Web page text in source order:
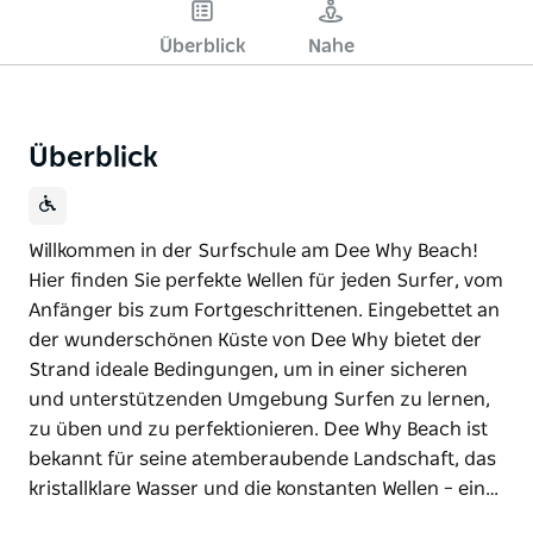
Überblick Nahe
Überblick
Willkommen in der Surfschule am Dee Why Beach!
Hier finden Sie perfekte Wellen für jeden Surfer, vom
Anfänger bis zum Fortgeschrittenen. Eingebettet an
der wunderschönen Küste von Dee Why bietet der
Strand ideale Bedingungen, um in einer sicheren
und unterstützenden Umgebung Surfen zu lernen,
zu üben und zu perfektionieren. Dee Why Beach ist
bekannt für seine atemberaubende Landschaft, das
kristallklare Wasser und die konstanten Wellen – ein…